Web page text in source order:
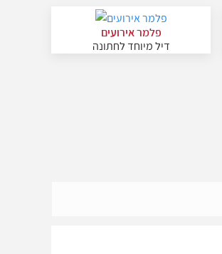
פלמר אירועים
דיל מיוחד לחתונה